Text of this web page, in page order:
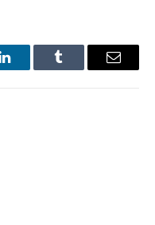
LinkedInTumblr Email